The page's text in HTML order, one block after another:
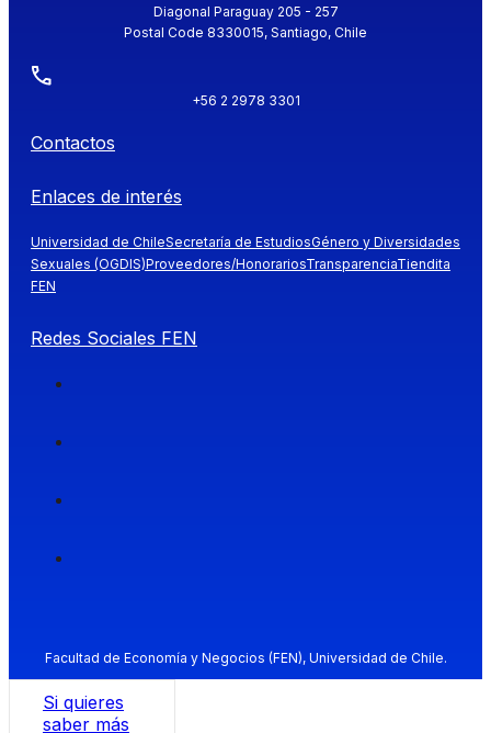
Diagonal Paraguay 205 - 257
Postal Code 8330015, Santiago, Chile
+56 2 2978 3301
Contactos
Enlaces de interés
Universidad de ChileSecretaría de EstudiosGénero y Diversidades
Sexuales (OGDIS)Proveedores/HonorariosTransparenciaTiendita
FEN
Redes Sociales FEN
Facultad de Economía y Negocios (FEN), Universidad de Chile.
Si quieres
saber más